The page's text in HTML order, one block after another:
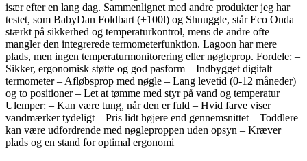
især efter en lang dag. Sammenlignet med andre produkter jeg har
testet, som BabyDan Foldbart (+100l) og Shnuggle, står Eco Onda
stærkt på sikkerhed og temperaturkontrol, mens de andre ofte
mangler den integrerede termometerfunktion. Lagoon har mere
plads, men ingen temperaturmonitorering eller nøgleprop. Fordele: –
Sikker, ergonomisk støtte og god pasform – Indbygget digitalt
termometer – Afløbsprop med nøgle – Lang levetid (0-12 måneder)
og to positioner – Let at tømme med styr på vand og temperatur
Ulemper: – Kan være tung, når den er fuld – Hvid farve viser
vandmærker tydeligt – Pris lidt højere end gennemsnittet – Toddlere
kan være udfordrende med nøgleproppen uden opsyn – Kræver
plads og en stand for optimal ergonomi